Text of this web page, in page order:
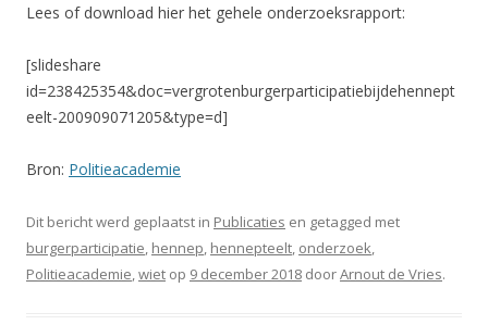
Lees of download hier het gehele onderzoeksrapport:
[slideshare
id=238425354&doc=vergrotenburgerparticipatiebijdehennept
eelt-200909071205&type=d]
Bron: Politieacademie
Dit bericht werd geplaatst in Publicaties en getagged met
burgerparticipatie, hennep, hennepteelt, onderzoek,
Politieacademie,wiet op 9 december 2018 doorArnout de Vries.